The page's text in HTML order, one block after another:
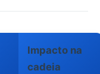
Impacto na
cadeia